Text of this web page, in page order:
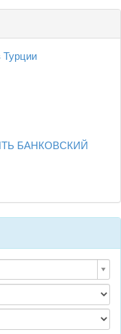
Турции
БАНКОВСКИЙ